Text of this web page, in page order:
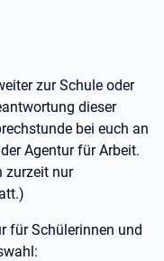
zur Schule oder
dieser
bei euch an
Agentur für Arbeit.
zurzeit nur
für Schülerinnen und